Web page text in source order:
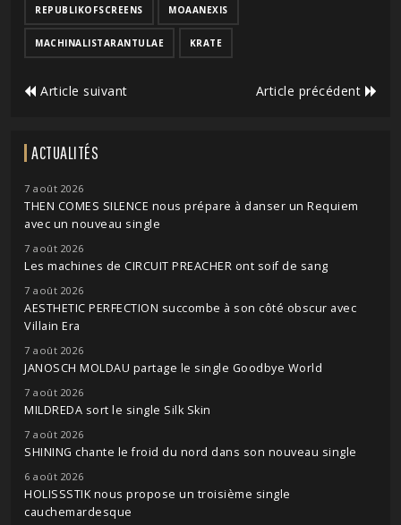
REPUBLIKOFSCREENS MOAANEXIS
MACHINALISTARANTULAE KRATE
Article suivant Article précédent
ACTUALITÉS
7 août 2026
THEN COMES SILENCE nous prépare à danser un Requiem
avec un nouveau single
7 août 2026
Les machines de CIRCUIT PREACHER ont soif de sang
7 août 2026
AESTHETIC PERFECTION succombe à son côté obscur avec
Villain Era
7 août 2026
JANOSCH MOLDAU partage le single Goodbye World
7 août 2026
MILDREDA sort le single Silk Skin
7 août 2026
SHINING chante le froid du nord dans son nouveau single
6 août 2026
HOLISSSTIK nous propose un troisième single
cauchemardesque